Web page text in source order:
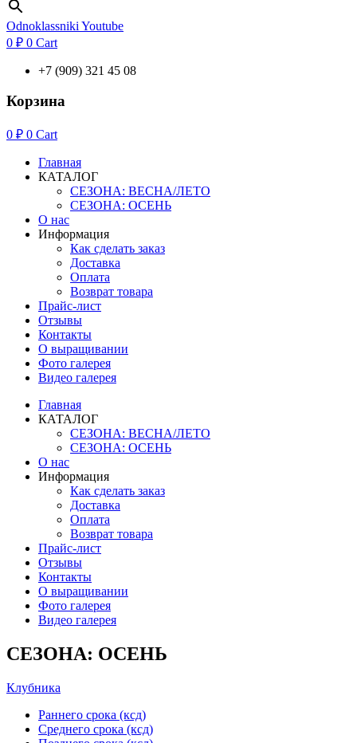
Odnoklassniki Youtube
0 ₽ 0 Cart
+7 (909) 321 45 08
Корзина
0 ₽ 0 Cart
Главная
КАТАЛОГ
СЕЗОНА: ВЕСНА/ЛЕТО
СЕЗОНА: ОСЕНЬ
О нас
Информация
Как сделать заказ
Доставка
Оплата
Возврат товара
Прайс-лист
Отзывы
Контакты
О выращивании
Фото галерея
Видео галерея
Главная
КАТАЛОГ
СЕЗОНА: ВЕСНА/ЛЕТО
СЕЗОНА: ОСЕНЬ
О нас
Информация
Как сделать заказ
Доставка
Оплата
Возврат товара
Прайс-лист
Отзывы
Контакты
О выращивании
Фото галерея
Видео галерея
СЕЗОНА: ОСЕНЬ
Клубника
Раннего срока (ксд)
Среднего срока (ксд)